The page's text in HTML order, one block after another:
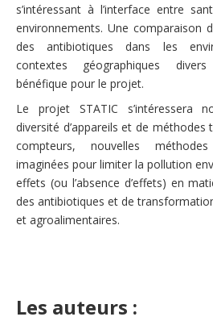
s’intéressant à l’interface entre
environnements. Une comparaison
des antibiotiques dans les
contextes géographiques
bénéfique pour le projet.
Le projet STATIC s’intéressera
diversité d’appareils et de méthodes
compteurs, nouvelles
imaginées pour limiter la pollution
effets (ou l’absence d’effets) en
des antibiotiques et de
et agroalimentaires.
Les auteurs :